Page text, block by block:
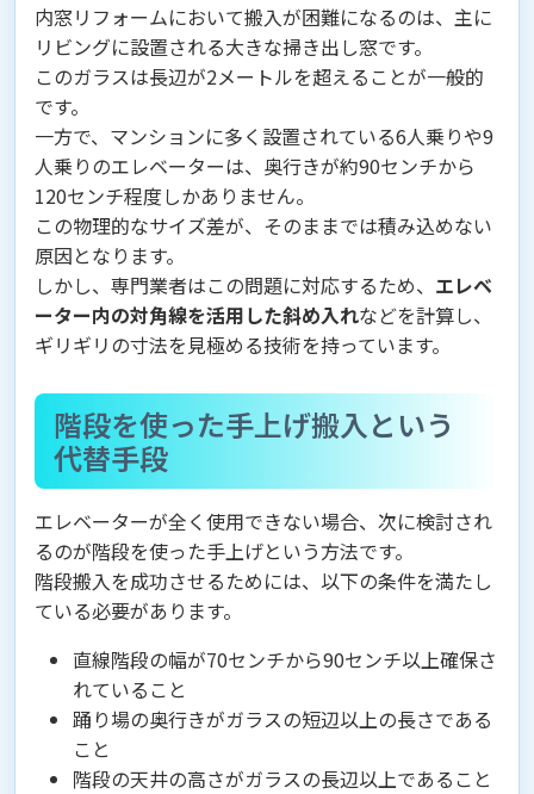
内窓リフォームにおいて搬入が困難になるのは、主に
リビングに設置される大きな掃き出し窓です。
このガラスは長辺が2メートルを超えることが一般的
です。
一方で、マンションに多く設置されている6人乗りや9
人乗りのエレベーターは、奥行きが約90センチから
120センチ程度しかありません。
この物理的なサイズ差が、そのままでは積み込めない
原因となります。
しかし、専門業者はこの問題に対応するため、 エレベ
ーター内の対角線を活用した斜め入れなどを計算し、
ギリギリの寸法を見極める技術を持っています。
階段を使った手上げ搬入という
代替手段
エレベーターが全く使用できない場合、次に検討され
るのが階段を使った手上げという方法です。
階段搬入を成功させるためには、以下の条件を満たし
ている必要があります。
直線階段の幅が70センチから90センチ以上確保さ
れていること
踊り場の奥行きがガラスの短辺以上の長さである
こと
階段の天井の高さがガラスの長辺以上であること